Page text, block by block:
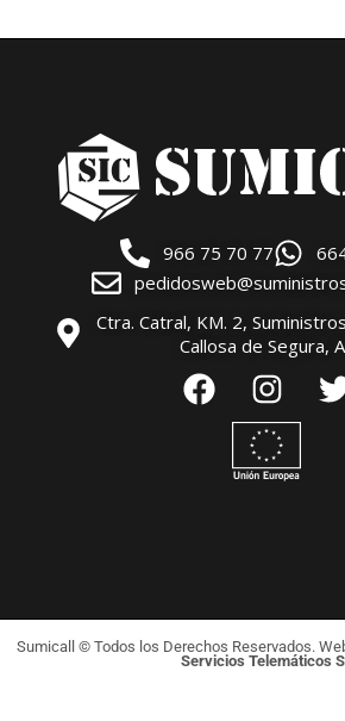
966 75 70 77
Ctra. Catral, KM. 2,
Callosa de Segura,
Sumicall © Todos los Derechos Reservados.
Servicios Telemáticos